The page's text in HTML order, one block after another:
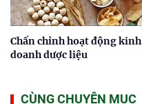
Chấn chỉnh hoạt động kinh
doanh dược liệu
CÙNG CHUYÊN MỤC